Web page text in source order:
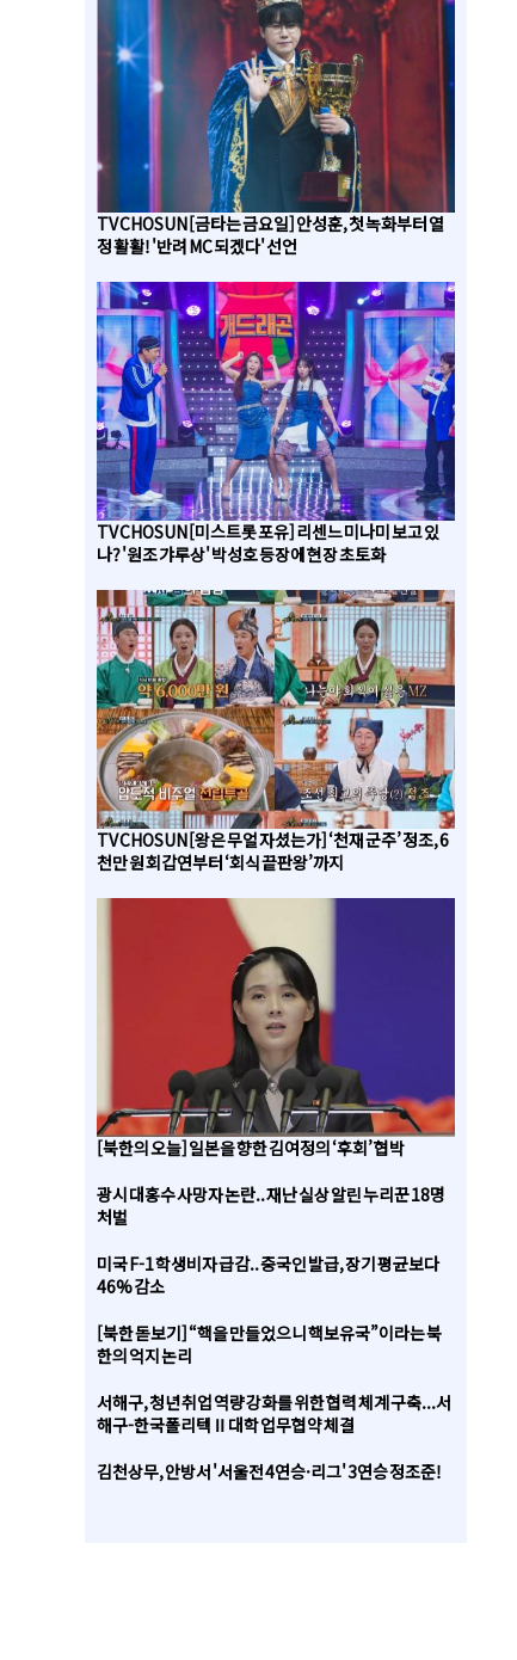
TV CHOSUN [금타는 금요일] 안성훈, 첫 녹화부터 열
정 활활! '반려 MC 되겠다' 선언
TV CHOSUN [미스트롯 포유] 리센느 미나미 보고 있
나? '원조 갸루상' 박성호 등장에 현장 초토화
TV CHOSUN [왕은 무얼 자셨는가] ‘천재 군주’ 정조, 6
천만 원 회갑연부터 ‘회식 끝판왕’까지
[북한의 오늘] 일본을 향한 김여정의 ‘후회’ 협박
광시 대홍수 사망자 논란.. 재난 실상 알린 누리꾼 18명
처벌
미국 F-1 학생비자 급감.. 중국인 발급, 장기 평균보다
46% 감소
[북한 돋보기] “핵을 만들었으니 핵보유국”이라는 북
한의 억지 논리
서해구, 청년 취업 역량 강화를 위한 협력 체계 구축...서
해구-한국폴리텍Ⅱ대학 업무협약 체결
김천상무, 안방서 '서울전 4연승·리그' 3연승 정조준!